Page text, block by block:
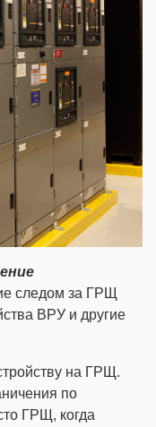
следом за ГРЩ
ВРУ и другие
на ГРЩ.
по
ГРЩ, когда